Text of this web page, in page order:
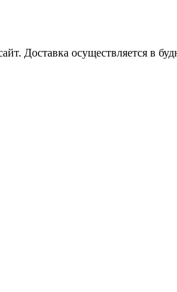
Доставка осуществляется в